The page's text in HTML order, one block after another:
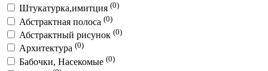
Штукатурка,имитция (0)
Абстрактная полоса (0)
Абстрактный рисунок (0)
Архитектура (0)
Бабочки, Насекомые (0)